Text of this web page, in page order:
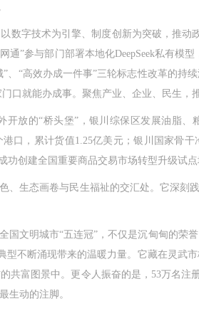
字技术为引擎、制度创新为突破，推动
通”参与部门部署本地化DeepSeek私有
、“高效办成一件事”三轮标志性改革的
口就能办成事。聚焦产业、企业、民生，
的“桥头堡”，银川综保区发展油脂、
口，累计货值1.25亿美元；银川国家骨
功创建全国重要商品交易市场转型升级试
生态画卷与民生福祉的交汇处。它深刻
明城市“五连冠”，不仅是沉甸甸的荣
型不断涌现带来的温暖力量。它藏在灵武
共富图景中。更令人振奋的是，53万名
生动的注脚。